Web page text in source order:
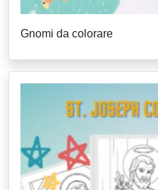
Gnomi da colorare